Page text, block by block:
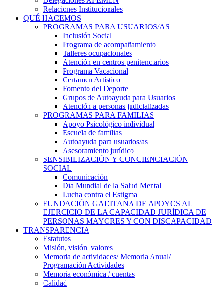
Relaciones Institucionales
QUÉ HACEMOS
PROGRAMAS PARA USUARIOS/AS
Inclusión Social
Programa de acompañamiento
Talleres ocupacionales
Atención en centros penitenciarios
Programa Vacacional
Certamen Artístico
Fomento del Deporte
Grupos de Autoayuda para Usuarios
Atención a personas judicializadas
PROGRAMAS PARA FAMILIAS
Apoyo Psicológico individual
Escuela de familias
Autoayuda para usuarios/as
Asesoramiento jurídico
SENSIBILIZACIÓN Y CONCIENCIACIÓN
SOCIAL
Comunicación
Día Mundial de la Salud Mental
Lucha contra el Estigma
FUNDACIÓN GADITANA DE APOYOS AL
EJERCICIO DE LA CAPACIDAD JURÍDICA DE
PERSONAS MAYORES Y CON DISCAPACIDAD
TRANSPARENCIA
Estatutos
Misión, visión, valores
Memoria de actividades/ Memoria Anual/
Programación Actividades
Memoria económica / cuentas
Calidad